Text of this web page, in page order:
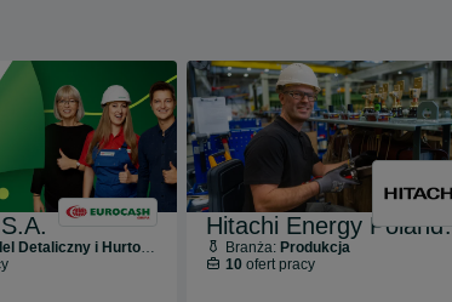
Detaliczny i Hurtowy
Branża: Produkcja
10 ofert pracy